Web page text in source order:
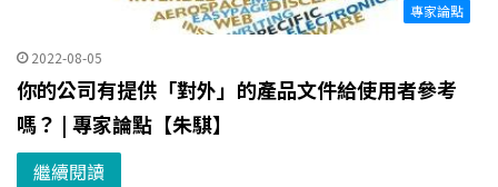
專家論點
2022-08-05
你的公司有提供「對外」的產品文件給使用者參考
嗎？ | 專家論點【朱騏】
繼續閱讀